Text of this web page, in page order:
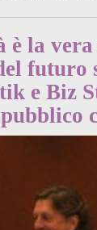
è la
e Biz